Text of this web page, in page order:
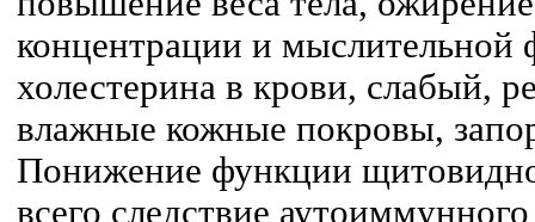
концентрации и
холестерина в крови, слабый,
влажные кожные покровы,
Понижение функции
всего следствие